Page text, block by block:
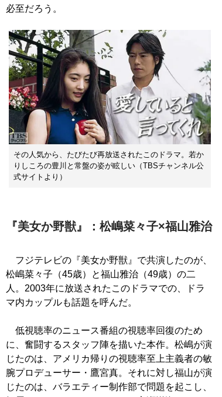
必至だろう。
その人気から、たびたび再放送されたこのドラマ。若か
りしころの豊川と常盤の姿が眩しい（TBSチャンネル公
式サイトより）
『美女か野獣』：松嶋菜々子×福山雅治
フジテレビの『美女か野獣』で共演したのが、
松嶋菜々子（45歳）と福山雅治（49歳）の二
人。2003年に放送されたこのドラマでの、ドラ
マ内カップルも話題を呼んだ。
低視聴率のニュース番組の視聴率回復のため
に、奮闘するスタッフ陣を描いた本作。松嶋が演
じたのは、アメリカ帰りの視聴率至上主義者の敏
腕プロデューサー・鷹宮真。それに対し福山が演
じたのは、バラエティー制作部で問題を起こし、